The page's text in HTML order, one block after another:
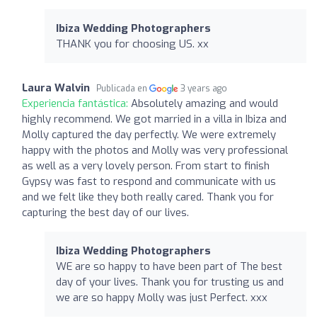
Ibiza Wedding Photographers
THANK you for choosing US. xx
Laura Walvin Publicada en 3 years ago
Experiencia fantástica: Absolutely amazing and would
highly recommend. We got married in a villa in Ibiza and
Molly captured the day perfectly. We were extremely
happy with the photos and Molly was very professional
as well as a very lovely person. From start to finish
Gypsy was fast to respond and communicate with us
and we felt like they both really cared. Thank you for
capturing the best day of our lives.
Ibiza Wedding Photographers
WE are so happy to have been part of The best
day of your lives. Thank you for trusting us and
we are so happy Molly was just Perfect. xxx